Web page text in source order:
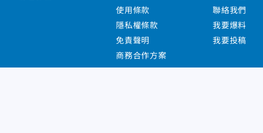
使用條款
隱私權條款
免責聲明
商務合作方案
聯絡我們
我要爆料
我要投稿